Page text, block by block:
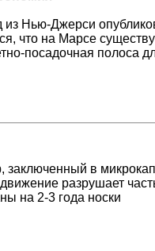
Нью-Джерси
что на Марсе
посадочная полоса
заключенный в
разрушает
на 2-3 года носки